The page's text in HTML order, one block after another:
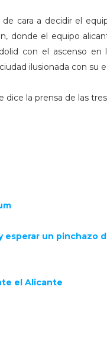
cara a decidir el
donde el equipo
con el ascenso
ilusionada con su
la prensa de las
esperar un pinchazo
el Alicante